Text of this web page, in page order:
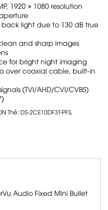
1920 × 1080 resolution
light due to 130 dB true
and sharp images
for bright night imaging
over coaxial cable, built-in
(TVI/AHD/CVI/CVBS)
Thẻ:DS-2CE10DF3T-PFS,
Audio Fixed Mini Bullet